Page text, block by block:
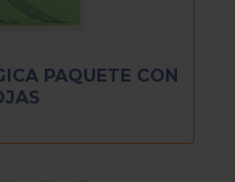
PAQUETE CON